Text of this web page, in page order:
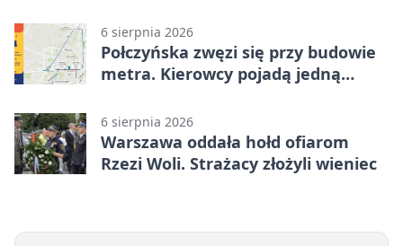
6 sierpnia 2026
Połczyńska zwęzi się przy budowie
metra. Kierowcy pojadą jedną
6 sierpnia 2026
Warszawa oddała hołd ofiarom
Rzezi Woli. Strażacy złożyli wieniec